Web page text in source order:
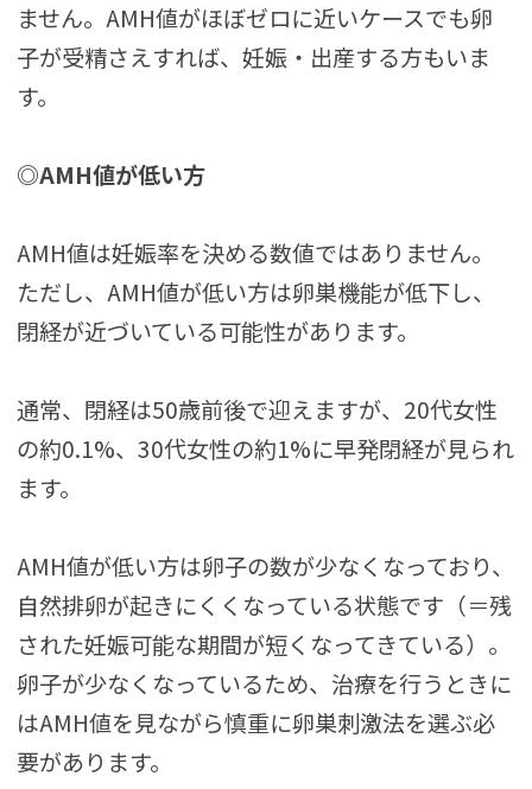
ません。AMH値がほぼゼロに近いケースでも卵
子が受精さえすれば、妊娠・出産する方もいま
す。
◎AMH値が低い方
AMH値は妊娠率を決める数値ではありません。
ただし、AMH値が低い方は卵巣機能が低下し、
閉経が近づいている可能性があります。
通常、閉経は50歳前後で迎えますが、20代女性
の約0.1%、30代女性の約1%に早発閉経が見られ
ます。
AMH値が低い方は卵子の数が少なくなっており、
自然排卵が起きにくくなっている状態です（＝残
された妊娠可能な期間が短くなってきている）。
卵子が少なくなっているため、治療を行うときに
はAMH値を見ながら慎重に卵巣刺激法を選ぶ必
要があります。